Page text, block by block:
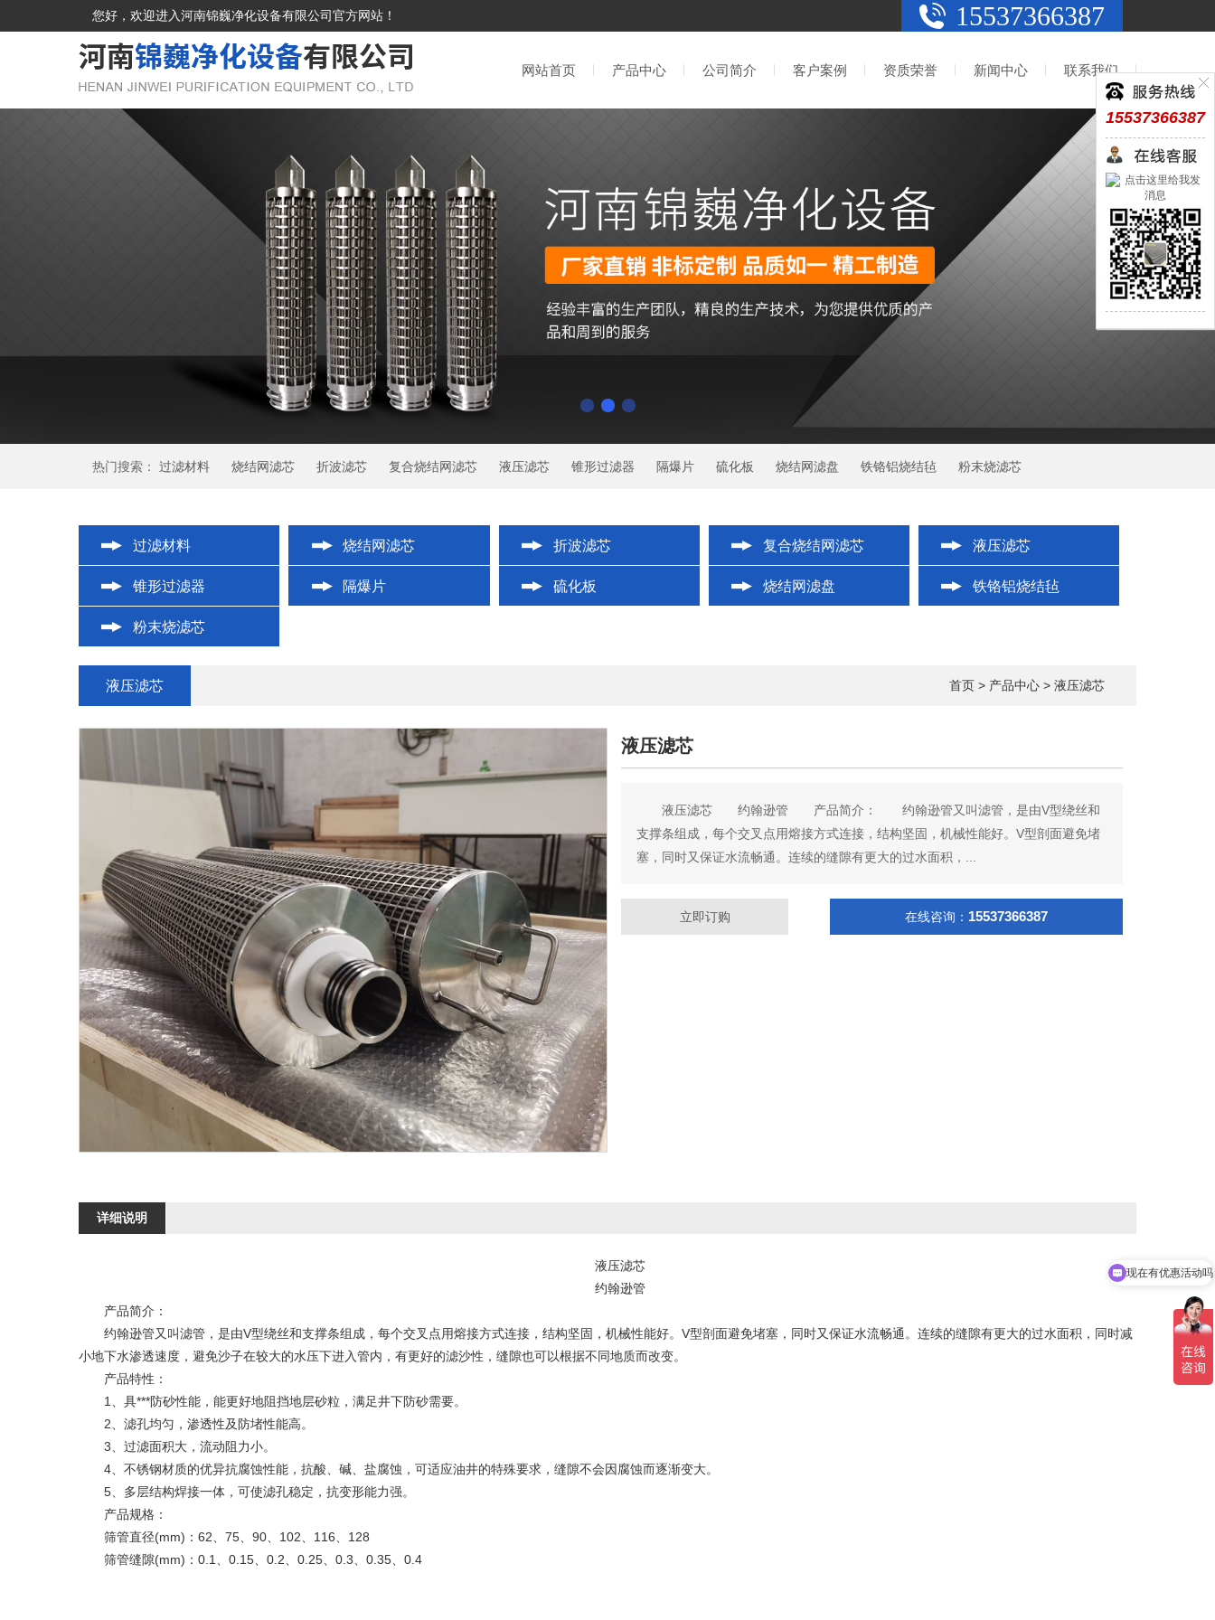
您好，欢迎进入河南锦巍净化设备有限公司官方网站！ 15537366387
联系我们
新闻中心
资质荣誉
客户案例
公司简介
产品中心
网站首页
热门搜索： 过滤材料 烧结网滤芯 折波滤芯 复合烧结网滤芯 液压滤芯 锥形过滤器 隔爆片 硫化板 烧结网滤盘 铁铬铝烧结毡 粉末烧滤芯
过滤材料 烧结网滤芯 折波滤芯 复合烧结网滤芯 液压滤芯
锥形过滤器 隔爆片 硫化板 烧结网滤盘 铁铬铝烧结毡
粉末烧滤芯
液压滤芯 首页> 产品中心> 液压滤芯
液压滤芯
液压滤芯 约翰逊管 产品简介： 约翰逊管又叫滤管，是由V型绕丝和
支撑条组成，每个交叉点用熔接方式连接，结构坚固，机械性能好。V型剖面避免堵
塞，同时又保证水流畅通。连续的缝隙有更大的过水面积，...
立即订购 在线咨询： 15537366387
详细说明
液压滤芯
约翰逊管
产品简介：
约翰逊管又叫滤管，是由V型绕丝和支撑条组成，每个交叉点用熔接方式连接，结构坚固，机械性能好。V型剖面避免堵塞，同时又保证水流畅通。连续的缝隙有更大的过水面积，同时减
小地下水渗透速度，避免沙子在较大的水压下进入管内，有更好的滤沙性，缝隙也可以根据不同地质而改变。
产品特性：
1、具***防砂性能，能更好地阻挡地层砂粒，满足井下防砂需要。
2、滤孔均匀，渗透性及防堵性能高。
3、过滤面积大，流动阻力小。
4、不锈钢材质的优异抗腐蚀性能，抗酸、碱、盐腐蚀，可适应油井的特殊要求，缝隙不会因腐蚀而逐渐变大。
5、多层结构焊接一体，可使滤孔稳定，抗变形能力强。
产品规格：
筛管直径(mm)：62、75、90、102、116、128
筛管缝隙(mm)：0.1、0.15、0.2、0.25、0.3、0.35、0.4
15537366387
现在有优惠活动吗